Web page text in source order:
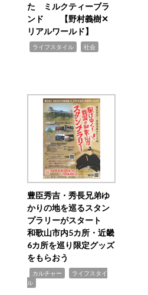
た ミルクティーブラ
ンド 【野村義樹✕
リアルワールド】
ライフスタイル 社会
豊臣秀吉・秀長兄弟ゆ
かりの地を巡るスタン
プラリーがスタート
和歌山市内5カ所・近畿
6カ所を巡り限定グッズ
をもらおう
カルチャー
ライフスタイ
ル